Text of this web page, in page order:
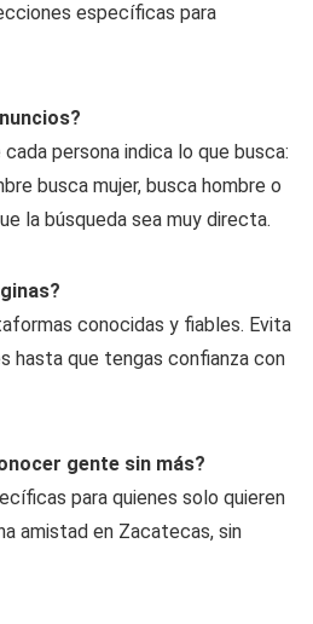
específicas para
persona indica lo que busca:
busca mujer, busca hombre o
la búsqueda sea muy directa.
conocidas y fiables. Evita
hasta que tengas confianza con
gente sin más?
para quienes solo quieren
amistad en Zacatecas, sin